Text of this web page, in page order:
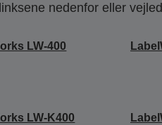
nedenfor eller
LW-400
LW-K400